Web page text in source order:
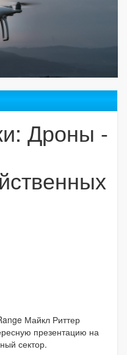
Дроны -
Майкл Риттер
презентацию на
сектор.